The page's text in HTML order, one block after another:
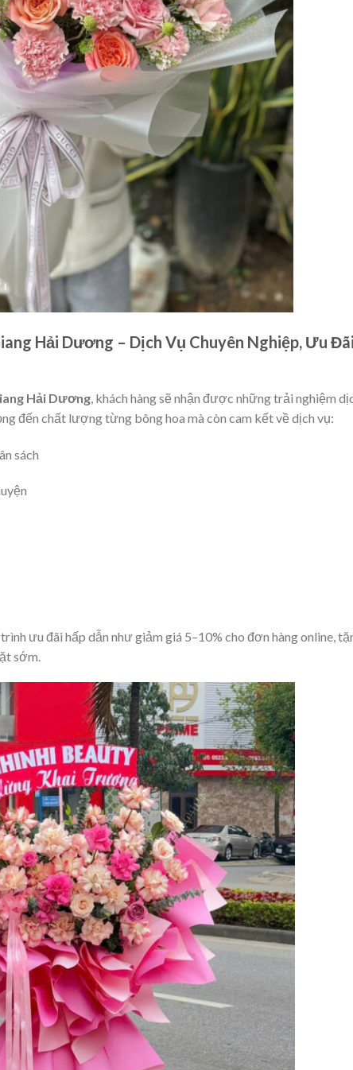
Hải Dương – Dịch Vụ Chuyên Nghiệp, Ưu Đãi
Hải Dương, khách hàng sẽ nhận được những trải nghiệm
đến chất lượng từng bông hoa mà còn cam kết về dịch vụ:
sách
ưu đãi hấp dẫn như giảm giá 5–10% cho đơn hàng online,
sớm.